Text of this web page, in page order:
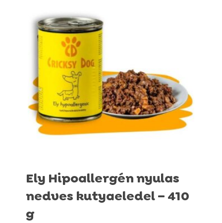
Ely Hipoallergén nyulas
nedves kutyaeledel – 410
g